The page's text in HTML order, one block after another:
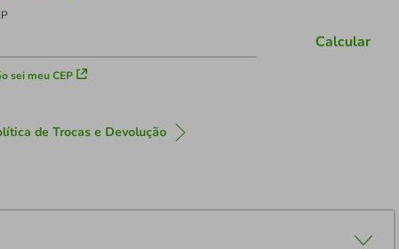
sei meu CEP
Calcular
de Trocas e Devolução